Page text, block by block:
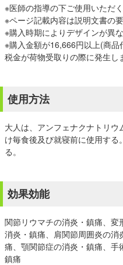
※医師の指導の下ご使用いただ
※ページ記載内容は説明文書の
※購入時期によりデザインが異
※購入金額が16,666円以上(商
税金が荷物受取りの際に発生し
使用方法
大人は、アンフェナクナトリ
け毎食後及び就寝前に使用す
る。
効果効能
関節リウマチの消炎・鎮痛、
消炎・鎮痛、肩関節周囲炎の
痛、顎関節症の消炎・鎮痛、手
鎮痛